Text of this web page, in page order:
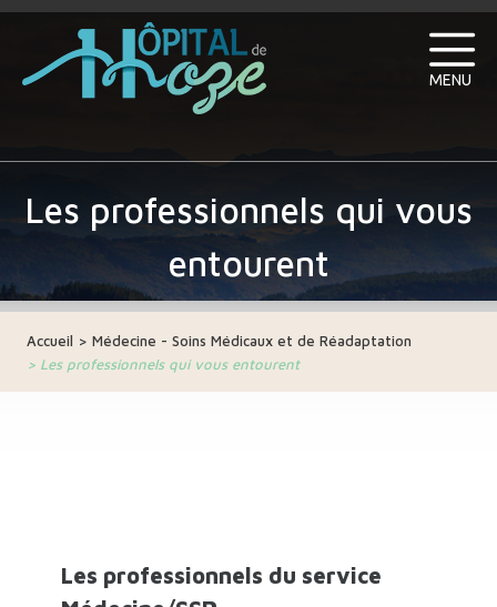
MENU
Les professionnels qui vous
entourent
Accueil > Médecine - Soins Médicaux et de Réadaptation
> Les professionnels qui vous entourent
Les professionnels du service